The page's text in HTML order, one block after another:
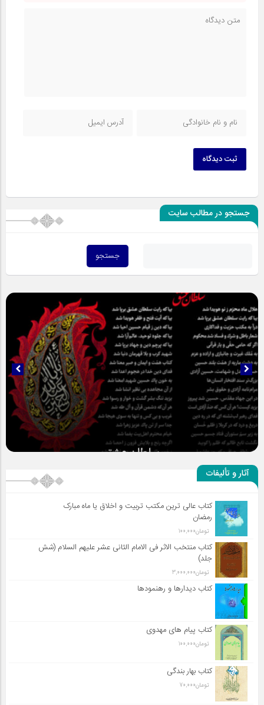
ثبت دیدگاه
جستجو در مطالب سایت
سلطان عشق
آثار و تألیفات
کتاب عالی ترین مکتب تربیت و اخلاق یا ماه مبارک
رمضان
تومان100,000
کتاب منتخب الاثر فی الامام الثانی عشر علیهم السلام (شش
جلد)
تومان3,000,000
کتاب دیدارها و رهنمودها
کتاب پیام های مهدوی
تومان100,000
کتاب بهار بندگی
تومان70,000